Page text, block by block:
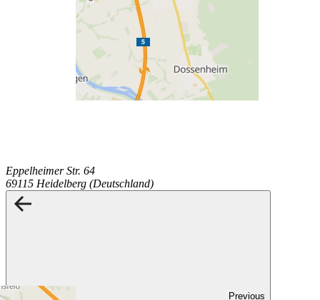
Eppelheimer Str. 64
69115 Heidelberg (Deutschland)
Previous